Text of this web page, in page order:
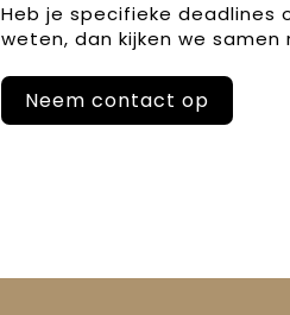
Heb je specifieke deadlines
weten, dan kijken we
Neem contact op